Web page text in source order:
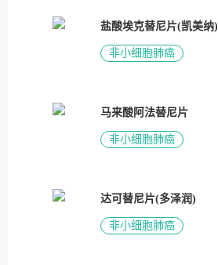
盐酸埃克替尼片(凯美纳)
非小细胞肺癌
马来酸阿法替尼片
非小细胞肺癌
达可替尼片(多泽润)
非小细胞肺癌